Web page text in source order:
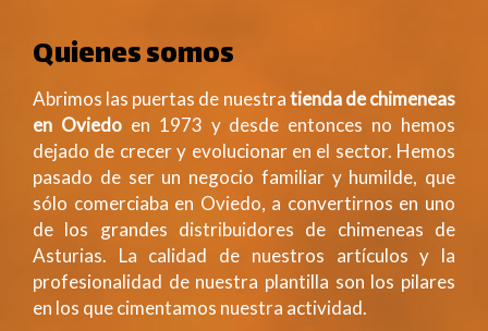
Quienes somos
Abrimos las puertas de nuestratienda de chimeneas
en Oviedoen 1973 y desde entonces no hemos
dejado de crecer y evolucionar en el sector. Hemos
pasado de ser un negocio familiar y humilde, que
sólo comerciaba en Oviedo, a convertirnos en uno
de los grandes distribuidores de chimeneas de
Asturias. La calidad de nuestros artículos y la
profesionalidad de nuestra plantilla son los pilares
en los que cimentamos nuestra actividad.